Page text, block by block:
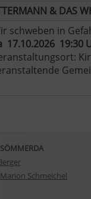
& DAS
schweben in
17.10.2026 19:30
Marion Schmeichel